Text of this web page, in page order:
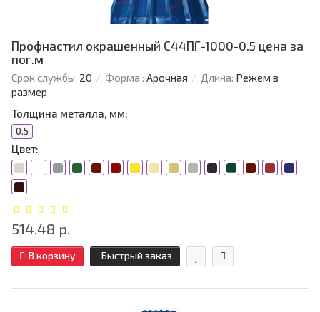
Профнастил окрашенный С44ПГ-1000-0.5 цена за
пог.м
Срок службы: 20 Форма : Арочная Длина: Режем в
размер
Толщина металла, мм:
0.5
Цвет:
514.48 р.
В корзину Быстрый заказ